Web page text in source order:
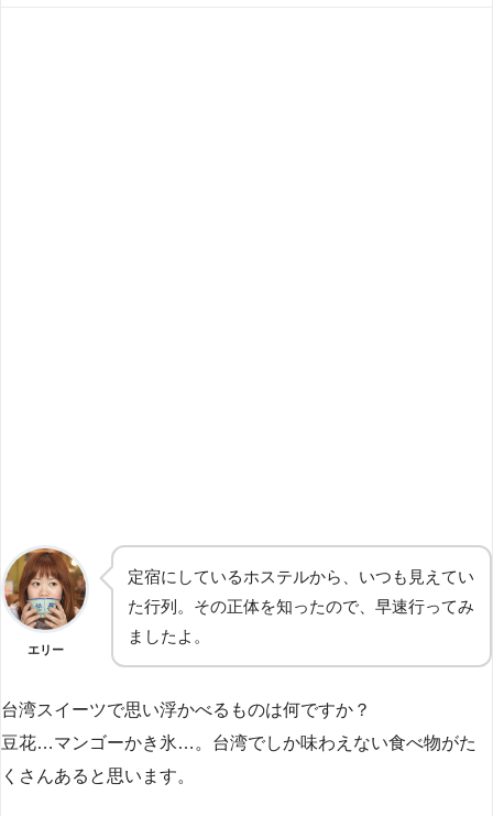
エリー
定宿にしているホステルから、いつも見えてい
た行列。その正体を知ったので、早速行ってみ
ましたよ。
台湾スイーツで思い浮かべるものは何ですか？
豆花…マンゴーかき氷…。台湾でしか味わえない食べ物がた
くさんあると思います。